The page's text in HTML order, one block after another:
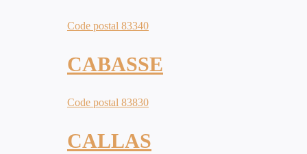
Code postal 83340
CABASSE
Code postal 83830
CALLAS